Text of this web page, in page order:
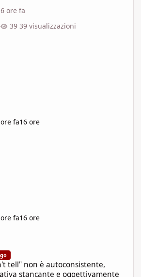
ore fa
39 visualizzazioni
fa16 ore
fa16 ore
tell" non è autoconsistente,
stancante e oggettivamente